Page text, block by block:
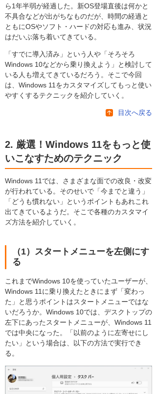
ら1年半弱が経過した。新OS登場直後は何かと
不具合などが出がちなものだが、時間の経過と
ともにOSやソフト・ハードの対応も進み、状況
はだいぶ落ち着いてきている。
「すでに導入済み」という人や「そろそろ
Windows 10などから乗り換えよう」と検討して
いる人も増えてきているだろう。そこで今回
は、Windows 11をカスタマイズしてもっと使い
やすくするテクニックを紹介していく。
目次へ戻る
2. 厳選！Windows 11をもっと使
いこなすためのテクニック
Windows 11では、さまざまな面での改良・改変
が行われている。そのせいで「今までと違う」
「どうも慣れない」というポイントもあれこれ
出てきているようだ。そこで各種のカスタマイ
ズ方法を紹介していく。
（1）スタートメニューを左側にす
る
これまでWindows 10を使っていたユーザーが、
Windows 11に乗り換えたときにまず「変わっ
た」と思うポイントはスタートメニューではな
いだろうか。Windows 10では、デスクトップの
左下にあったスタートメニューが、Windows 11
では中央になった。「以前のように左寄せにし
たい」という場合は、以下の方法で実行でき
る。